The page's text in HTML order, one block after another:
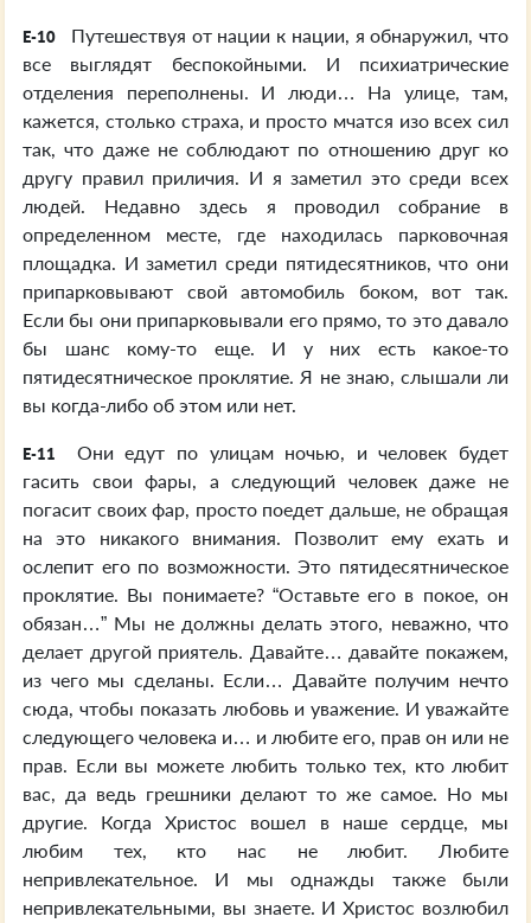
E-10
Путешествуя от нации к нации, я обнаружил, что
все выглядят беспокойными. И психиатрические
отделения переполнены. И люди… На улице, там,
кажется, столько страха, и просто мчатся изо всех сил
так, что даже не соблюдают по отношению друг ко
другу правил приличия. И я заметил это среди всех
людей. Недавно здесь я проводил собрание в
определенном месте, где находилась парковочная
площадка. И заметил среди пятидесятников, что они
припарковывают свой автомобиль боком, вот так.
Если бы они припарковывали его прямо, то это давало
бы шанс кому-то еще. И у них есть какое-то
пятидесятническое проклятие. Я не знаю, слышали ли
вы когда-либо об этом или нет.
E-11
Они едут по улицам ночью, и человек будет
гасить свои фары, а следующий человек даже не
погасит своих фар, просто поедет дальше, не обращая
на это никакого внимания. Позволит ему ехать и
ослепит его по возможности. Это пятидесятническое
проклятие. Вы понимаете? “Оставьте его в покое, он
обязан…” Мы не должны делать этого, неважно, что
делает другой приятель. Давайте… давайте покажем,
из чего мы сделаны. Если… Давайте получим нечто
сюда, чтобы показать любовь и уважение. И уважайте
следующего человека и… и любите его, прав он или не
прав. Если вы можете любить только тех, кто любит
вас, да ведь грешники делают то же самое. Но мы
другие. Когда Христос вошел в наше сердце, мы
любим тех, кто нас не любит. Любите
непривлекательное. И мы однажды также были
непривлекательными, вы знаете. И Христос возлюбил